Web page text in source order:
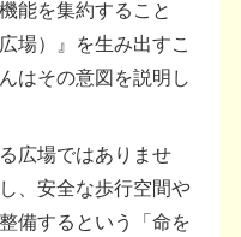
能を集約すること
場）』を生み出すこ
はその意図を説明し
広場ではありませ
、安全な歩行空間や
備するという「命を